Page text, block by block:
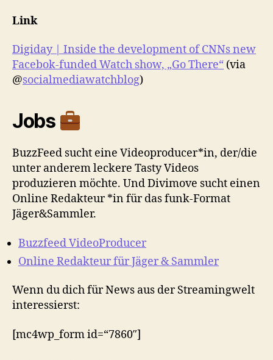
Link
Digiday | Inside the development of CNNs new
Facebok-funded Watch show, „Go There“ (via
@socialmediawatchblog)
Jobs
BuzzFeed sucht eine Videoproducer*in, der/die
unter anderem leckere Tasty Videos
produzieren möchte. Und Divimove sucht einen
Online Redakteur *in für das funk-Format
Jäger&Sammler.
Buzzfeed VideoProducer
Online Redakteur für Jäger & Sammler
Wenn du dich für News aus der Streamingwelt
interessierst:
[mc4wp_form id=“7860″]